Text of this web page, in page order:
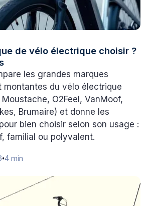
de vélo électrique choisir ?
les grandes marques
montantes du vélo électrique
O2Feel, VanMoof,
Brumaire) et donne les
bien choisir selon son usage :
familial ou polyvalent.
•4 min